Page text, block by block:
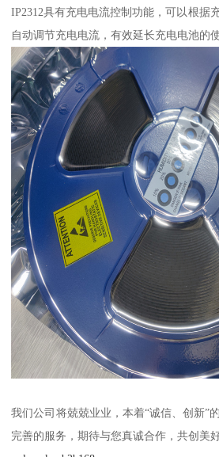
IP2312具有充电电流控制功能，可以根据
自动调节充电电流，有效延长充电电池的
我们公司将兢兢业业，本着“诚信、创新”
完善的服务，期待与您真诚合作，共创美好